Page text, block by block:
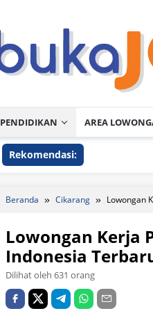
PENDIDIKAN AREA
Rekomendasi:
Beranda Cikarang Lowongan
Lowongan Kerja
Indonesia
Dilihat oleh 631 orang